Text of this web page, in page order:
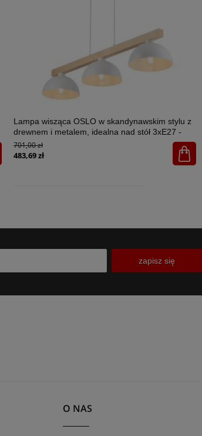
Lampa wisząca OSLO w skandynawskim stylu z
drewnem i metalem, idealna nad stół 3xE27 -
4712
701,00 zł
483,69 zł
zapisz się
O NAS